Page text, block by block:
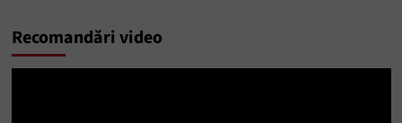
Recomandări video